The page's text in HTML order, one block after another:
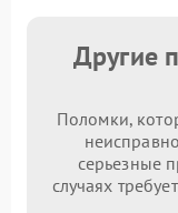
Другие
Поломки,
серьезные
случаях